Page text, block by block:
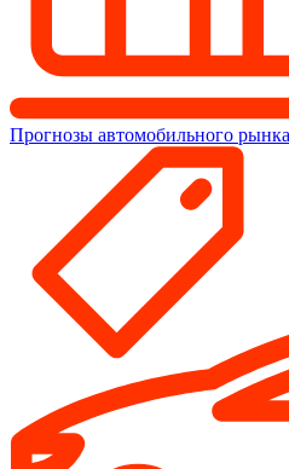
Прогнозы автомобильного рынка